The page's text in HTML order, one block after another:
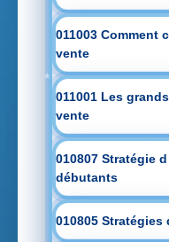
011003 Comment
vente
011001 Les
vente
010807 Stratégie
débutants
010805 Stratégies